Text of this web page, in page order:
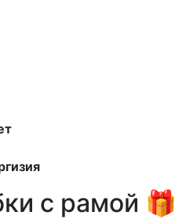
с рамой 🎁